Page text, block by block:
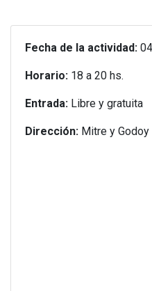
Fecha de la actividad:
Horario: 18 a 20 hs.
Entrada: Libre y gratuita
Dirección: Mitre y Godoy